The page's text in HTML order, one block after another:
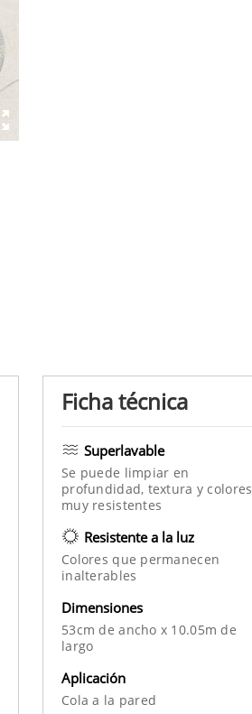
Ficha técnica
Superlavable
Se puede limpiar en
profundidad, textura y colores
muy resistentes
Resistente a la luz
Colores que permanecen
inalterables
Dimensiones
53cm de ancho x 10.05m de
largo
Aplicación
Cola a la pared